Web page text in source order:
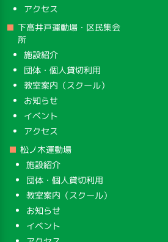
アクセス
下高井戸運動場・区民集会
所
施設紹介
団体・個人貸切利用
教室案内（スクール）
お知らせ
イベント
アクセス
松ノ木運動場
施設紹介
団体・個人貸切利用
教室案内（スクール）
お知らせ
イベント